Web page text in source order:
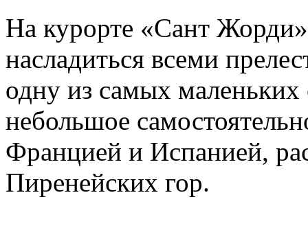
На курорте «Сант
насладиться всеми
одну из самых
небольшое
Францией и Испанией,
Пиренейских гор.